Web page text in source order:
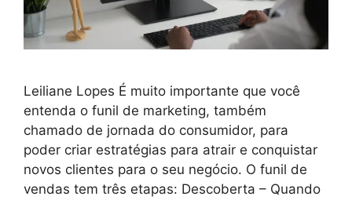
Leiliane Lopes É muito importante que você
entenda o funil de marketing, também
chamado de jornada do consumidor, para
poder criar estratégias para atrair e conquistar
novos clientes para o seu negócio. O funil de
vendas tem três etapas: Descoberta – Quando